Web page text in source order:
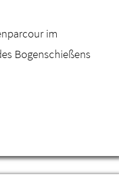
im
Bogenschießens